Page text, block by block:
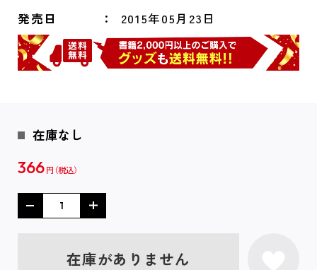
発売日 2015年05月23日
在庫なし
366 円
在庫がありません